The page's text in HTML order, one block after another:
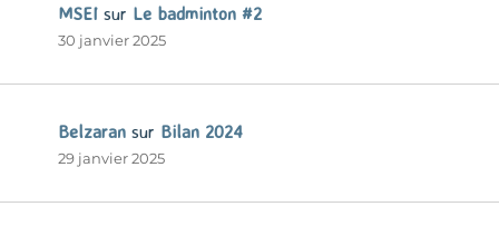
MSEI sur Le badminton #2
30 janvier 2025
Belzaran sur Bilan 2024
29 janvier 2025